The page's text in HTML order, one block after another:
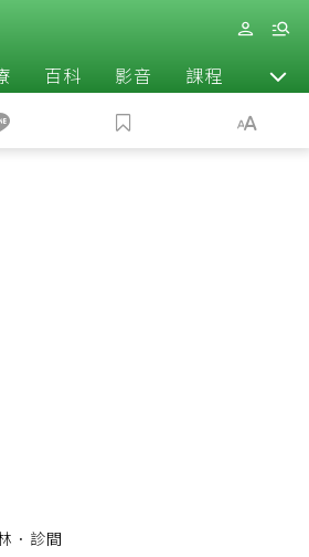
百科 影音 課程 退休
．診間